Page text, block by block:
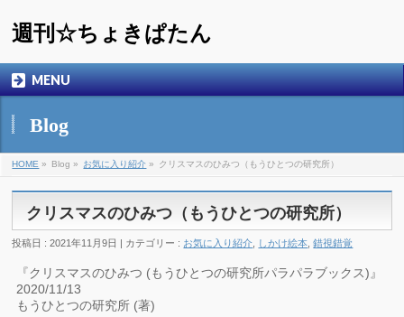
週刊☆ちょきぱたん
MENU
Blog
HOME » Blog » お気に入り紹介 » クリスマスのひみつ（もうひとつの研究所）
クリスマスのひみつ（もうひとつの研究所）
投稿日 : 2021年11月9日 | カテゴリー : お気に入り紹介 しかけ絵本 ,錯視錯覚
『クリスマスのひみつ (もうひとつの研究所パラパラブックス)』
2020/11/13
もうひとつの研究所 (著)